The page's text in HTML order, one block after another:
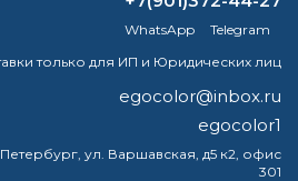
от патины?
WhatsApp
Telegram
только для ИП и Юридических лиц
egocolor@inbox.ru
egocolor1
Петербург, ул. Варшавская, д5 к2, офис
301